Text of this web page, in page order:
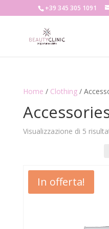
+39 345 305 1091
Home / Clothing/
Visualizzazione di 5
In offerta!